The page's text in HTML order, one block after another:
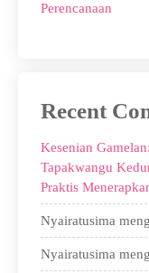
Perencanaan
Recent
Kesenian
Tapakwangu
Praktis
Nyairatusima
Nyairatusima